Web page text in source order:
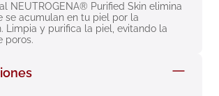
NEUTROGENA® Purified Skin elimina
se acumulan en tu piel por la
Limpia y purifica la piel, evitando la
poros.